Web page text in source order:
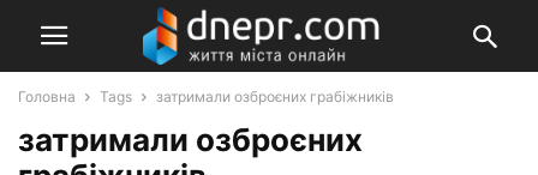
Головна Tags затримали озброєних грабіжників
затримали озброєних